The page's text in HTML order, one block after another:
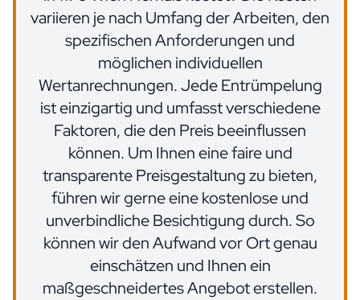
variieren je nach Umfang der Arbeiten, den
spezifischen Anforderungen und
möglichen individuellen
Wertanrechnungen. Jede Entrümpelung
ist einzigartig und umfasst verschiedene
Faktoren, die den Preis beeinflussen
können. Um Ihnen eine faire und
transparente Preisgestaltung zu bieten,
führen wir gerne eine kostenlose und
unverbindliche Besichtigung durch. So
können wir den Aufwand vor Ort genau
einschätzen und Ihnen ein
maßgeschneidertes Angebot erstellen.